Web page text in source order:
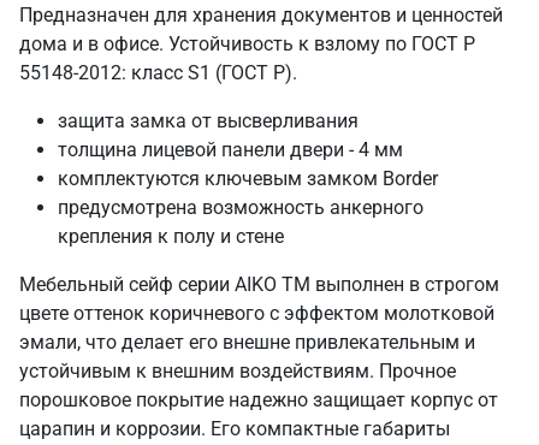
Предназначен для хранения документов и ценностей
дома и в офисе. Устойчивость к взлому по ГОСТ Р
55148-2012: класс S1 (ГОСТ Р).
защита замка от высверливания
толщина лицевой панели двери - 4 мм
комплектуются ключевым замком Border
предусмотрена возможность анкерного
крепления к полу и стене
Мебельный сейф серии AIKO TM выполнен в строгом
цвете оттенок коричневого с эффектом молотковой
эмали, что делает его внешне привлекательным и
устойчивым к внешним воздействиям. Прочное
порошковое покрытие надежно защищает корпус от
царапин и коррозии. Его компактные габариты